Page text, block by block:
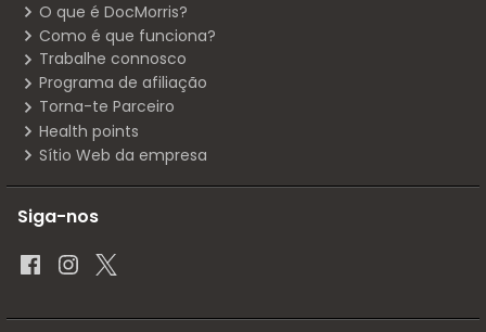
O que é DocMorris?
Como é que funciona?
Trabalhe connosco
Programa de afiliação
Torna-te Parceiro
Health points
Sítio Web da empresa
Siga-nos